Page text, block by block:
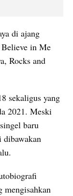
di ajang
in Me
Rocks and
sekaligus yang
2021. Meski
baru
mengisahkan